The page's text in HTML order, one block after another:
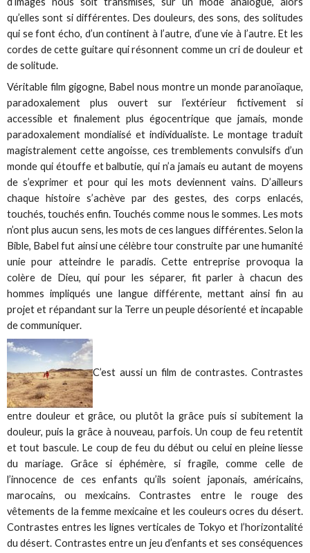
qu’elles sont si différentes. Des douleurs, des sons, des solitudes
qui se font écho, d’un continent à l’autre, d’une vie à l’autre. Et les
cordes de cette guitare qui résonnent comme un cri de douleur et
de solitude.
Véritable film gigogne, Babel nous montre un monde paranoïaque,
paradoxalement plus ouvert sur l’extérieur fictivement si
accessible et finalement plus égocentrique que jamais, monde
paradoxalement mondialisé et individualiste. Le montage traduit
magistralement cette angoisse, ces tremblements convulsifs d’un
monde qui étouffe et balbutie, qui n’a jamais eu autant de moyens
de s’exprimer et pour qui les mots deviennent vains. D’ailleurs
chaque histoire s’achève par des gestes, des corps enlacés,
touchés, touchés enfin. Touchés comme nous le sommes. Les mots
n’ont plus aucun sens, les mots de ces langues différentes. Selon la
Bible, Babel fut ainsi une célèbre tour construite par une humanité
unie pour atteindre le paradis. Cette entreprise provoqua la
colère de Dieu, qui pour les séparer, fit parler à chacun des
hommes impliqués une langue différente, mettant ainsi fin au
projet et répandant sur la Terre un peuple désorienté et incapable
de communiquer.
C’est aussi un film de contrastes. Contrastes
entre douleur et grâce, ou plutôt la grâce puis si subitement la
douleur, puis la grâce à nouveau, parfois. Un coup de feu retentit
et tout bascule. Le coup de feu du début ou celui en pleine liesse
du mariage. Grâce si éphémère, si fragile, comme celle de
l’innocence de ces enfants qu’ils soient japonais, américains,
marocains, ou mexicains. Contrastes entre le rouge des
vêtements de la femme mexicaine et les couleurs ocres du désert.
Contrastes entres les lignes verticales de Tokyo et l’horizontalité
du désert. Contrastes entre un jeu d’enfants et ses conséquences